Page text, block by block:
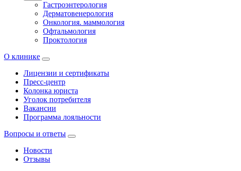
Гастроэнтерология
Дерматовенерология
Онкология. маммология
Офтальмология
Проктология
О клинике
Лицензии и сертификаты
Пресс-центр
Колонка юриста
Уголок потребителя
Вакансии
Программа лояльности
Вопросы и ответы
Новости
Отзывы